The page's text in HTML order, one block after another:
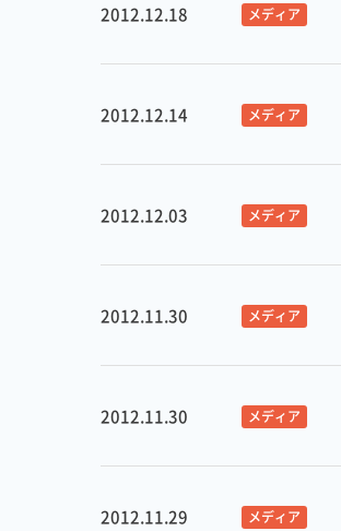
2012.12.18 メディア
2012.12.14 メディア
2012.12.03 メディア
2012.11.30 メディア
2012.11.30 メディア
2012.11.29 メディア